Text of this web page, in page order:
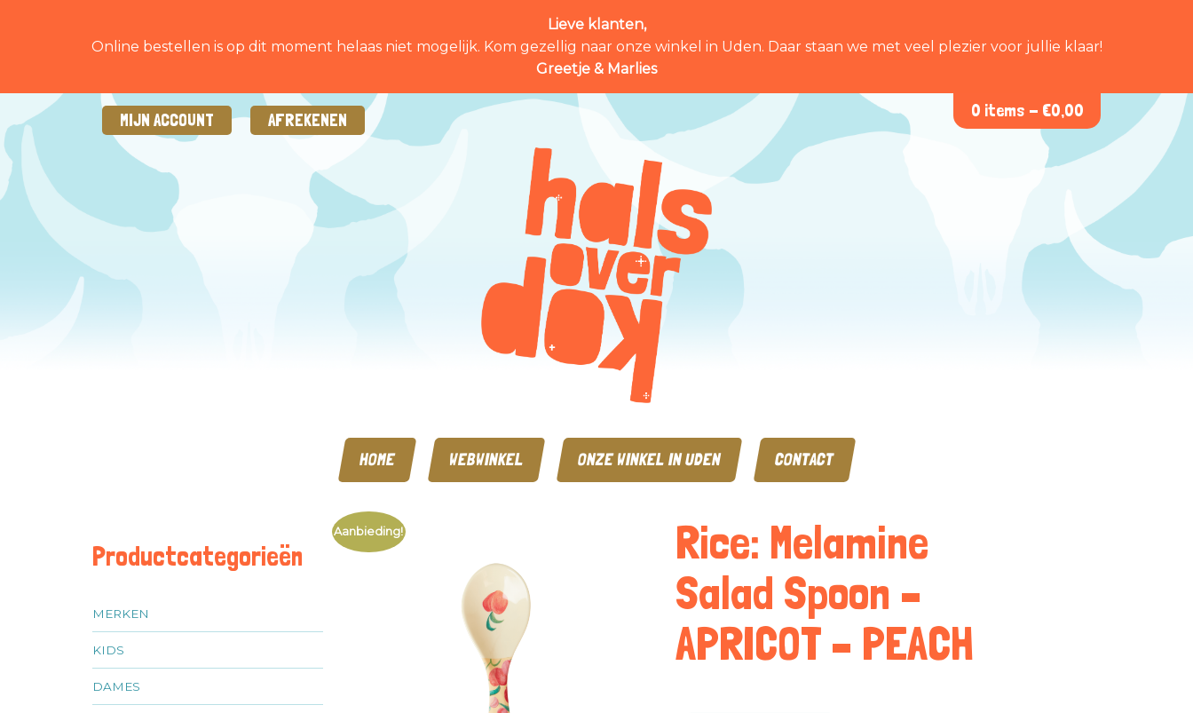
Lieve klanten,
Online bestellen is op dit moment helaas niet mogelijk. Kom gezellig naar onze winkel in Uden. Daar staan we met veel plezier voor jullie klaar!
Greetje & Marlies
MIJN ACCOUNT AFREKENEN 0 items - €0,00
HOME WEBWINKEL ONZE WINKEL IN UDEN CONTACT
Productcategorieën
MERKEN
KIDS
DAMES
Aanbieding!
Rice: Melamine
Salad Spoon –
APRICOT – PEACH